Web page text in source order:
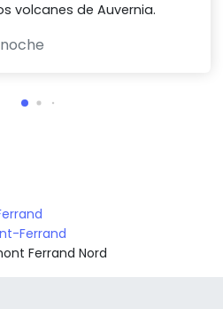
volcanes de Auvernia.
Ferrand
Ferrand Nord